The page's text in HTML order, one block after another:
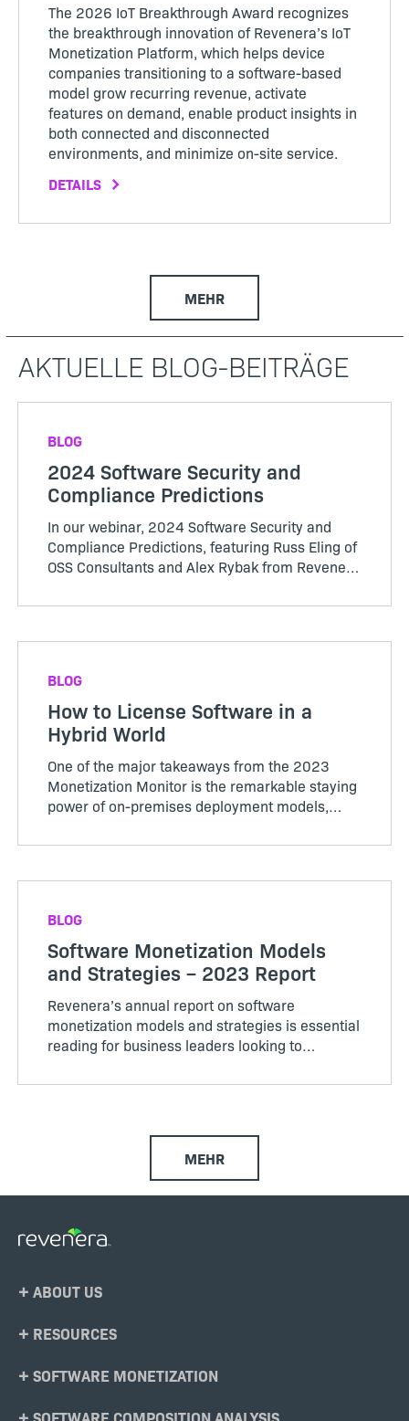
The 2026 IoT Breakthrough Award recognizes
the breakthrough innovation of Revenera’s IoT
Monetization Platform, which helps device
companies transitioning to a software-based
model grow recurring revenue, activate
features on demand, enable product insights in
both connected and disconnected
environments, and minimize on-site service.
DETAILS
MEHR
AKTUELLE BLOG-BEITRÄGE
BLOG
2024 Software Security and
Compliance Predictions
In our webinar, 2024 Software Security and
Compliance Predictions, featuring Russ Eling of
OSS Consultants and Alex Rybak from Revenera
importance of automation in security, the
BLOG
How to License Software in a
Hybrid World
One of the major takeaways from the 2023
Monetization Monitor is the remarkable staying
power of on-premises deployment models,
cloud, and embedded technologies, raising
BLOG
Software Monetization Models
and Strategies – 2023 Report
Revenera’s annual report on software
monetization models and strategies is essential
reading for business leaders looking to
premises, and hybrid product line evolution. By
MEHR
Footer
ABOUT US
RESOURCES
SOFTWARE MONETIZATION
SOFTWARE COMPOSITION ANALYSIS